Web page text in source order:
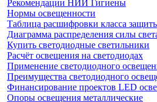
Рекомендации НИИ Гигиены
Нормы освещенности
Таблица расшифровки класса
Диаграмма распределения силы
Купить светодиодные светильники
Расчёт освещения на светодиодах
Применение светодиодного
Преимущества светодиодного
Финансирование проектов LED
Опоры освещения металлические